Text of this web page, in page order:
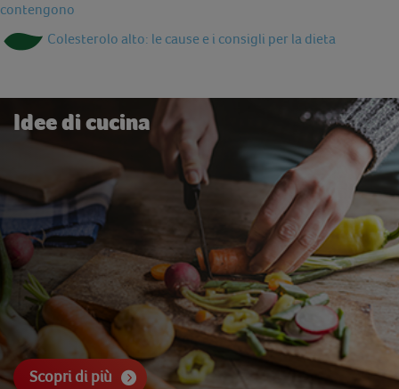
contengono
Colesterolo alto: le cause e i consigli per la dieta
Idee di cucina
Scopri di più